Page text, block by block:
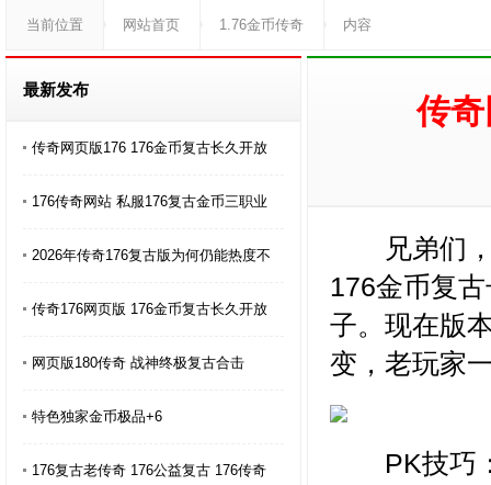
当前位置 网站首页 1.76金币传奇 内容
最新发布
传奇网页版176 176金币复古长久开放
176传奇网站 私服176复古金币三职业
2026年传奇176复古版为何仍能热度不
传奇176网页版 176金币复古长久开放
网页版180传奇 战神终极复古合击
特色独家金币极品+6
176复古老传奇 176公益复古 176传奇
传
兄弟们，
176金币复
子。现在版
变，老玩家
PK技巧：